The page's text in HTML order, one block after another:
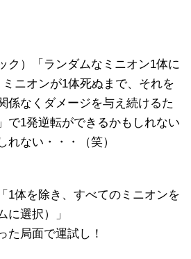
ク）「ランダムなミニオン1体に
ニオンが1体死ぬまで、それを
係なくダメージを与え続けるた
で1発逆転ができるかもしれない
れない・・・（笑）
1体を除き、すべてのミニオンを
に選択）」
た局面で運試し！